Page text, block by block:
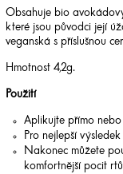
Obsahuje bio
které jsou původci její
veganská s příslušnou
Hmotnost 4,2g.
Použití
Aplikujte přímo nebo
Pro nejlepší
Nakonec můžete
komfortnější pocit